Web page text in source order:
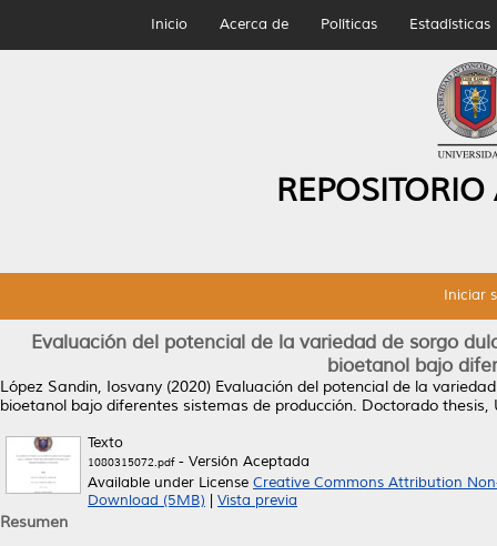
Inicio Acerca de Políticas Estadísticas
Iniciar
Evaluación del potencial de la variedad de sorgo
bioetanol bajo
López Sandin, Iosvany (2020) Evaluación del potencial de la
bioetanol bajo diferentes sistemas de producción. Doctorado thesis,
Texto
1080315072.pdf- Versión Aceptada
Available under License Creative Commons Attribution
Download (5MB)
Vista previa
Resumen